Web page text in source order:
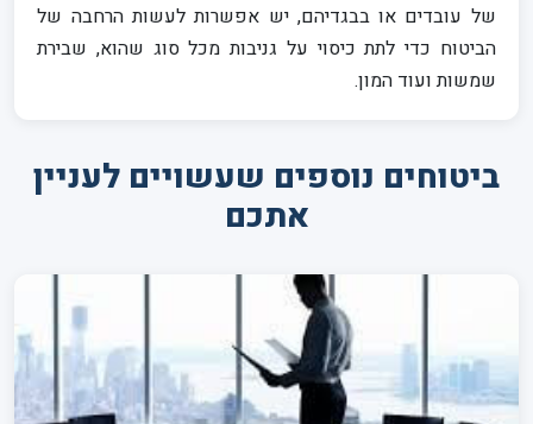
של עובדים או בבגדיהם, יש אפשרות לעשות הרחבה של
הביטוח כדי לתת כיסוי על גניבות מכל סוג שהוא, שבירת
שמשות ועוד המון.
ביטוחים נוספים שעשויים לעניין
אתכם